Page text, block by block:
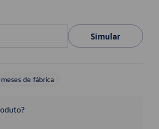
Simular
de fábrica